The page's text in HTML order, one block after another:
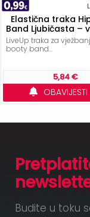
Elastična traka
Band Ljubičasta –
LiveUp traka za
booty band...
5,84 €
OBAVIJESTI
Budite u toku